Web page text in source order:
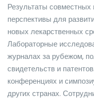
Результаты
перспективы для
новых лекарственных
Лабораторные
журналах за рубежом,
свидетельств и
конференциях и
других странах.